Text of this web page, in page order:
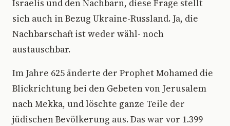
Israelis und den Nachbarn, diese Frage stellt
sich auch in Bezug Ukraine-Russland. Ja, die
Nachbarschaft ist weder wähl- noch
austauschbar.
Im Jahre 625 änderte der Prophet Mohamed die
Blickrichtung bei den Gebeten von Jerusalem
nach Mekka, und löschte ganze Teile der
jüdischen Bevölkerung aus. Das war vor 1.399